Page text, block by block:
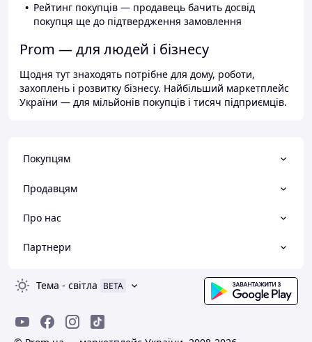
Рейтинг покупців — продавець бачить досвід
покупця ще до підтвердження замовлення
Prom — для людей і бізнесу
Щодня тут знаходять потрібне для дому, роботи,
захоплень і розвитку бізнесу. Найбільший маркетплейс
України — для мільйонів покупців і тисяч підприємців.
Покупцям
Продавцям
Про нас
Партнери
Тема - світла BETA